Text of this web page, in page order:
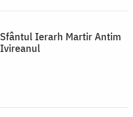
Sfântul Ierarh Martir Antim
Ivireanul